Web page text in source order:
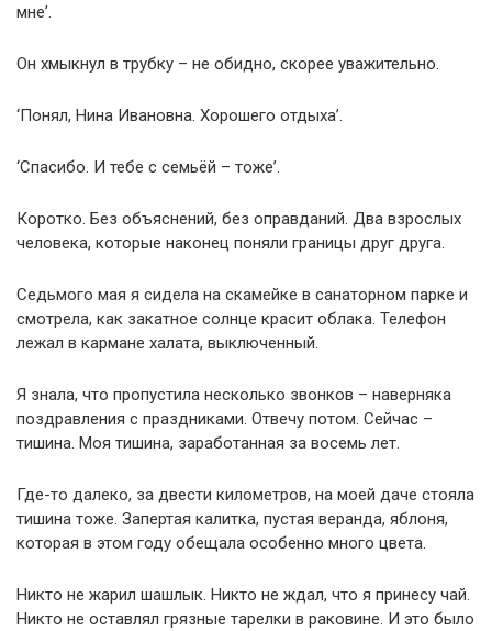
мне’.
Он хмыкнул в трубку – не обидно, скорее уважительно.
‘Понял, Нина Ивановна. Хорошего отдыха’.
‘Спасибо. И тебе с семьёй – тоже’.
Коротко. Без объяснений, без оправданий. Два взрослых
человека, которые наконец поняли границы друг друга.
Седьмого мая я сидела на скамейке в санаторном парке и
смотрела, как закатное солнце красит облака. Телефон
лежал в кармане халата, выключенный.
Я знала, что пропустила несколько звонков – наверняка
поздравления с праздниками. Отвечу потом. Сейчас –
тишина. Моя тишина, заработанная за восемь лет.
Где-то далеко, за двести километров, на моей даче стояла
тишина тоже. Запертая калитка, пустая веранда, яблоня,
которая в этом году обещала особенно много цвета.
Никто не жарил шашлык. Никто не ждал, что я принесу чай.
Никто не оставлял грязные тарелки в раковине. И это было